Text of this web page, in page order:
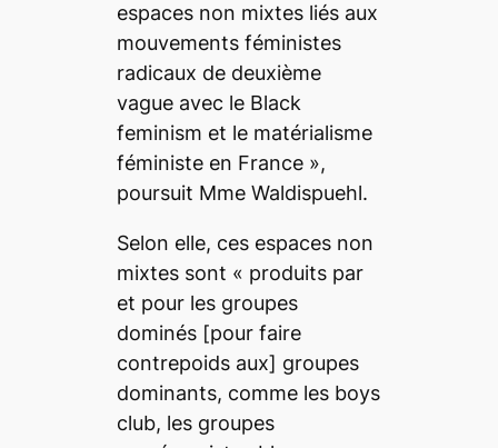
espaces non mixtes liés aux
mouvements féministes
radicaux de deuxième
vague avec le Black
feminism et le matérialisme
féministe en France »,
poursuit Mme Waldispuehl.
Selon elle, ces espaces non
mixtes sont « produits par
et pour les groupes
dominés[pour faire
contrepoids aux] groupes
dominants, comme lesboys
club, les groupes